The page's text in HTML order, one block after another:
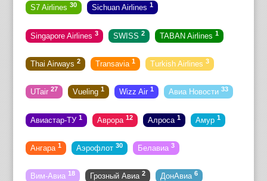
S7 Airlines 30 Sichuan Airlines 1
Singapore Airlines 3 SWISS 2 TABAN Airlines 1
Thai Airways 2 Transavia 1 Turkish Airlines 3
UTair 27 Vueling 1 Wizz Air 1 Авиа Новости 33
Авиастар-ТУ 1 Аврора 12 Алроса 1 Амур 1
Ангара 1 Аэрофлот 30 Белавиа 3
Вим-Авиа 18 Грозный Авиа 2 ДонАвиа 6